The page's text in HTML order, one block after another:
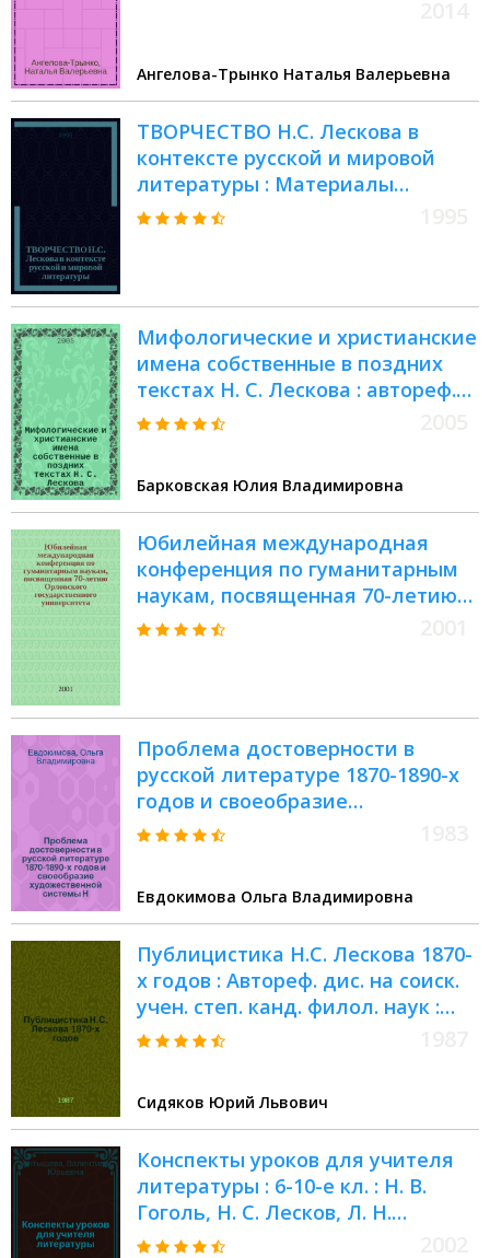
Ангелова-Трынко Наталья Валерьевна
ТВОРЧЕСТВО Н.С. Лескова в
контексте русской и мировой
литературы : Материалы
междунар. науч.-теорет. конф.,
Мифологические и христианские
имена собственные в поздних
текстах Н. С. Лескова : автореф.
дис. на соиск. учен. степ. канд.
Барковская Юлия Владимировна
Юбилейная международная
конференция по гуманитарным
наукам, посвященная 70-летию
Орловского государственного
Проблема достоверности в
русской литературе 1870-1890-х
годов и своеобразие
художественной системы Н.С.
(10.01.01)
Евдокимова Ольга Владимировна
Публицистика Н.С. Лескова 1870-
х годов : Автореф. дис. на соиск.
учен. степ. канд. филол. наук :
(10.01.01)
Сидяков Юрий Львович
Конспекты уроков для учителя
литературы : 6-10-е кл. : Н. В.
Гоголь, Н. С. Лесков, Л. Н.
Толстой : Пособие для учителя